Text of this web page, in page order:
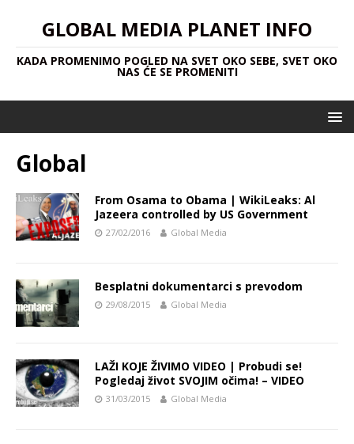
GLOBAL MEDIA PLANET INFO
KADA PROMENIMO POGLED NA SVET OKO SEBE, SVET OKO
NAS ĆE SE PROMENITI
Global
From Osama to Obama | WikiLeaks: Al
Jazeera controlled by US Government
27/02/2016 Global Media
Besplatni dokumentarci s prevodom
29/08/2015 Global Media
LAŽI KOJE ŽIVIMO VIDEO | Probudi se!
Pogledaj život SVOJIM očima! – VIDEO
31/03/2015 Global Media